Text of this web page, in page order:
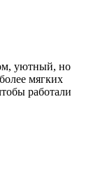
уютный, но
мягких
работали